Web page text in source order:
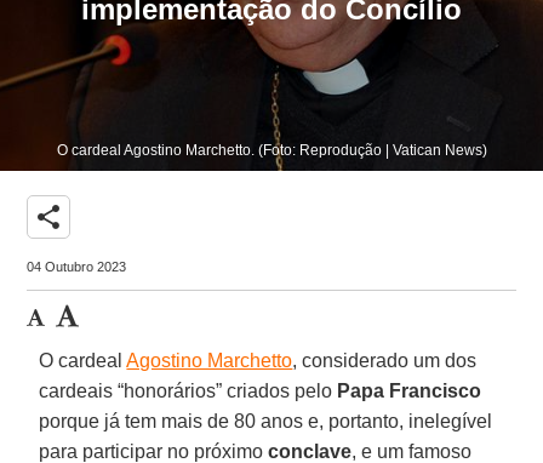
implementação do Concílio
O cardeal Agostino Marchetto. (Foto: Reprodução | Vatican News)
share
04 Outubro 2023
O cardealAgostino Marchetto, considerado um dos
cardeais “honorários” criados pelo Papa Francisco
porque já tem mais de 80 anos e, portanto, inelegível
para participar no próximoconclave, e um famoso